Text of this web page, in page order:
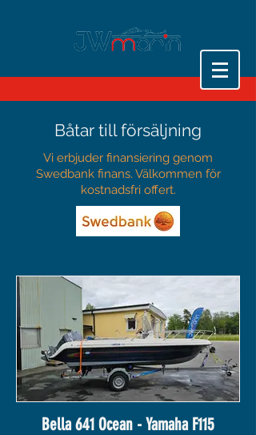
Båtar till försäljning
Vi erbjuder finansiering genom
Swedbank finans. Välkommen för
kostnadsfri offert.
Bella 641 Ocean - Yamaha F115